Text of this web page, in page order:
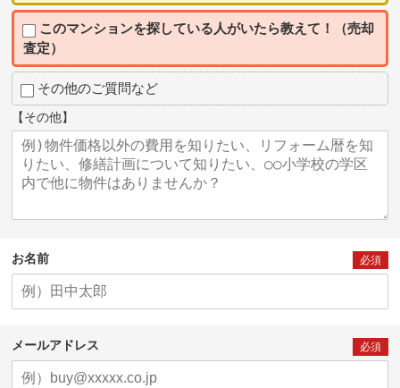
このマンションを探している人がいたら教えて！（売却
査定）
その他のご質問など
【その他】
お名前 必須
メールアドレス 必須